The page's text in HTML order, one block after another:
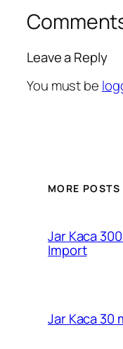
Leave a Reply
You must be
MORE POSTS
Jar Kaca
Import
Jar Kaca 30